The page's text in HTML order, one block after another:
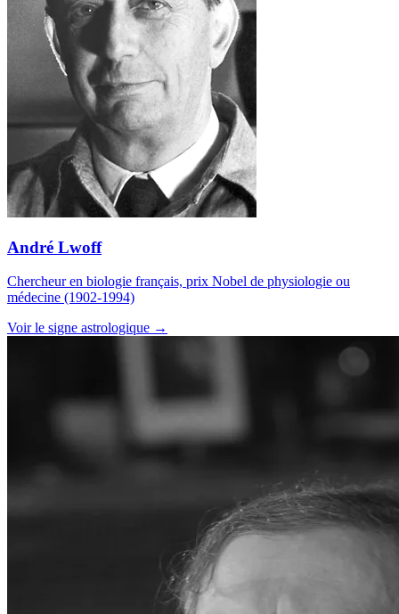
André Lwoff
Chercheur en biologie français, prix Nobel de physiologie ou
médecine (1902-1994)
Voir le signe astrologique →